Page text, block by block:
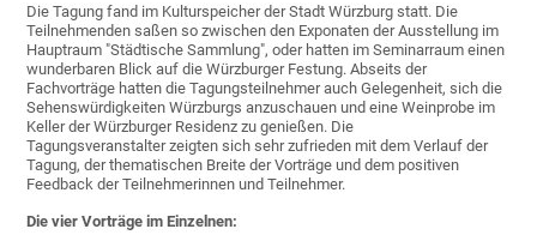
Die Tagung fand im Kulturspeicher der Stadt Würzburg statt. Die
Teilnehmenden saßen so zwischen den Exponaten der Ausstellung im
Hauptraum "Städtische Sammlung", oder hatten im Seminarraum einen
wunderbaren Blick auf die Würzburger Festung. Abseits der
Fachvorträge hatten die Tagungsteilnehmer auch Gelegenheit, sich die
Sehenswürdigkeiten Würzburgs anzuschauen und eine Weinprobe im
Keller der Würzburger Residenz zu genießen. Die
Tagungsveranstalter zeigten sich sehr zufrieden mit dem Verlauf der
Tagung, der thematischen Breite der Vorträge und dem positiven
Feedback der Teilnehmerinnen und Teilnehmer.
Die vier Vorträge im Einzelnen: